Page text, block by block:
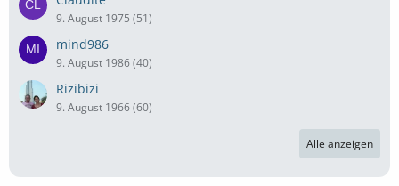
9. August 1975 (51)
mind986
9. August 1986 (40)
Rizibizi
9. August 1966 (60)
Alle anzeigen